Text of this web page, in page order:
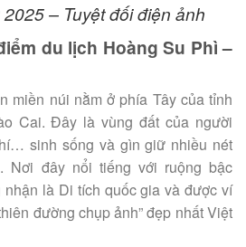
2025 – Tuyệt đối điện ảnh
du lịch Hoàng Su Phì –
miền núi nằm ở phía Tây của tỉnh
Cai. Đây là vùng đất của người
sinh sống và gìn giữ nhiều nét
Nơi đây nổi tiếng với ruộng bậc
là Di tích quốc gia và được ví
đường chụp ảnh” đẹp nhất Việt